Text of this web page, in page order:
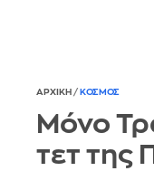
ΑΡΧΙΚΗ / ΚΟΣΜΟΣ
Μόνο
τετ της